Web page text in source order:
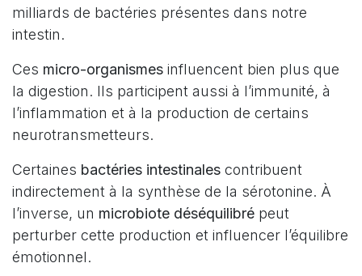
milliards de bactéries présentes dans notre
intestin.
Ces micro-organismes influencent bien plus que
la digestion. Ils participent aussi à l’immunité, à
l’inflammation et à la production de certains
neurotransmetteurs.
Certaines bactéries intestinales contribuent
indirectement à la synthèse de la sérotonine. À
l’inverse, un microbiote déséquilibré peut
perturber cette production et influencer l’équilibre
émotionnel.